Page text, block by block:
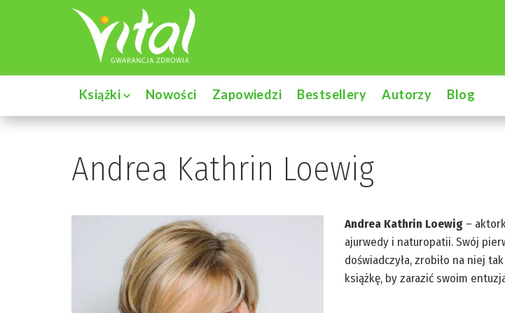
Książki Nowości Zapowiedzi Bestsellery Autorzy Blog
Andrea Kathrin Loewig
Andrea Kathrin Loewig –
ajurwedy i naturopatii. Swój
doświadczyła, zrobiło na niej
książkę, by zarazić swoim